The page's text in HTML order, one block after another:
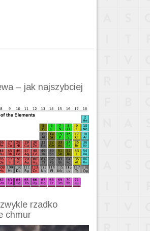
– jak najszybciej
rzadko
chmur